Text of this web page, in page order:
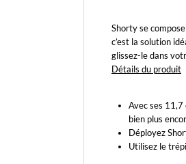
Shorty se
c’est la solution
glissez-le dans
Détails du produit
Avec ses
bien plus
Déployez
Utilisez le